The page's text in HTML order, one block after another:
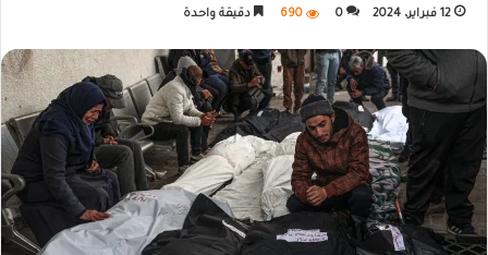
12 فبراير، 2024 0
690 دقيقة واحدة